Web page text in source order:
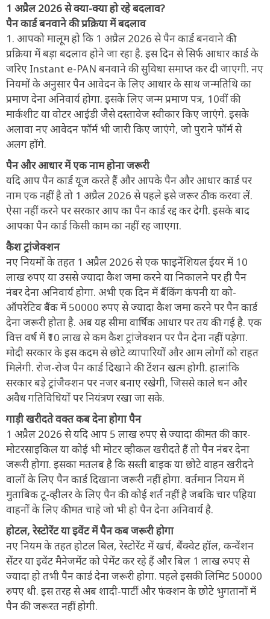
1 अप्रैल 2026 से क्या-क्या हो रहे बदलाव?
पैन कार्ड बनवाने की प्रक्रिया में बदलाव
1. आपको मालूम हो कि 1 अप्रैल 2026 से पैन कार्ड बनवाने की
प्रक्रिया में बड़ा बदलाव होने जा रहा है. इस दिन से सिर्फ आधार कार्ड के
जरिए Instant e-PAN बनवाने की सुविधा समाप्त कर दी जाएगी. नए
नियमों के अनुसार पैन आवेदन के लिए आधार के साथ जन्मतिथि का
प्रमाण देना अनिवार्य होगा. इसके लिए जन्म प्रमाण पत्र, 10वीं की
मार्कशीट या वोटर आईडी जैसे दस्तावेज स्वीकार किए जाएंगे. इसके
अलावा नए आवेदन फॉर्म भी जारी किए जाएंगे, जो पुराने फॉर्म से
अलग होंगे.
पैन और आधार में एक नाम होना जरूरी
यदि आप पैन कार्ड यूज करते हैं और आपके पैन और आधार कार्ड पर
नाम एक नहीं है तो 1 अप्रैल 2026 से पहले इसे जरूर ठीक करवा लें.
ऐसा नहीं करने पर सरकार आप का पैन कार्ड रद्द कर देगी. इसके बाद
आपका पैन कार्ड किसी काम का नहीं रह जाएगा.
कैश ट्रांजेक्शन
नए नियमों के तहत 1 अप्रैल 2026 से एक फाइनेंशियल ईयर में 10
लाख रुपए या उससे ज्यादा कैश जमा करने या निकालने पर ही पैन
नंबर देना अनिवार्य होगा. अभी एक दिन में बैंकिंग कंपनी या को-
ऑपरेटिव बैंक में 50000 रुपए से ज्यादा कैश जमा करने पर पैन कार्ड
देना जरूरी होता है. अब यह सीमा वार्षिक आधार पर तय की गई है. एक
वित्त वर्ष में ₹10 लाख से कम कैश ट्रांजेक्शन पर पैन देना नहीं पड़ेगा.
मोदी सरकार के इस कदम से छोटे व्यापारियों और आम लोगों को राहत
मिलेगी. रोज-रोज पैन कार्ड दिखाने की टेंशन खत्म होगी. हालांकि
सरकार बड़े ट्रांजैक्शन पर नजर बनाए रखेगी, जिससे काले धन और
अवैध गतिविधियों पर नियंत्रण रखा जा सके.
गाड़ी खरीदते वक्त कब देना होगा पैन
1 अप्रैल 2026 से यदि आप 5 लाख रुपए से ज्यादा कीमत की कार-
मोटरसाइकिल या कोई भी मोटर व्हीकल खरीदते हैं तो पैन नंबर देना
जरूरी होगा. इसका मतलब है कि सस्ती बाइक या छोटे वाहन खरीदने
वालों के लिए पैन कार्ड दिखाना जरूरी नहीं होगा. वर्तमान नियम में
मुताबिक टू-व्हीलर के लिए पैन की कोई शर्त नहीं है जबकि चार पहिया
वाहनों के लिए कीमत चाहे जो भी हो पैन देना अनिवार्य है.
होटल, रेस्टोरेंट या इवेंट में पैन कब जरूरी होगा
नए नियम के तहत होटल बिल, रेस्टोरेंट में खर्च, बैंक्वेट हॉल, कन्वेंशन
सेंटर या इवेंट मैनेजमेंट को पेमेंट कर रहे हैं और बिल 1 लाख रुपए से
ज्यादा हो तभी पैन कार्ड देना जरूरी होगा. पहले इसकी लिमिट 50000
रुपए थी. इस तरह से अब शादी-पार्टी और फंक्शन के छोटे भुगतानों में
पैन की जरूरत नहीं होगी.